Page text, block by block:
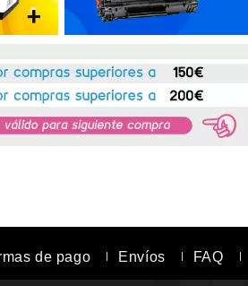
de pago Envíos FAQ